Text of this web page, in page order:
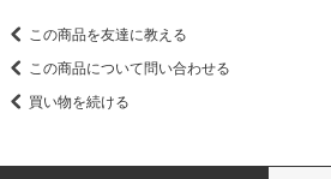
この商品を友達に教える
この商品について問い合わせる
買い物を続ける